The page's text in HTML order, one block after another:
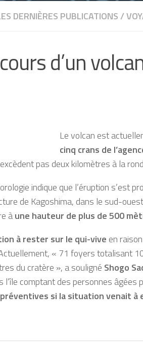
DERNIÈRES PUBLICATIONS /
d’un
Le volcan est
cinq crans de
pas deux kilomètres à la
indique que l’éruption s’est
de Kagoshima, dans le sud-
àune hauteur de plus de 500
à rester sur le qui-vive en
« 71 foyers totalisant
du cratère », a souligné Shogo
comptant des personnes âgées
si la situation venait à